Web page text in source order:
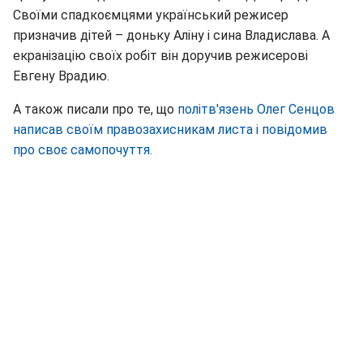
Своїми спадкоємцями український режисер
призначив дітей – доньку Аліну і сина Владислава. А
екранізацію своїх робіт він доручив режисерові
Евгену Врадию.
А також писали про те, що політв'язень Олег Сенцов
написав своїм правозахисникам листа і повідомив
про своє самопочуття.